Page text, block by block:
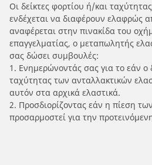
Οι δείκτες φορτίου ή/και
ενδέχεται να διαφέρουν ελαφρώς
αναφέρεται στην πινακίδα του
επαγγελματίας, ο μεταπωλητής
σας δώσει συμβουλές:
1. Ενημερώνοντάς σας για το εάν ο
ταχύτητας των ανταλλακτικών
αυτόν στα αρχικά ελαστικά.
2. Προσδιορίζοντας εάν η πίεση
προσαρμοστεί για την